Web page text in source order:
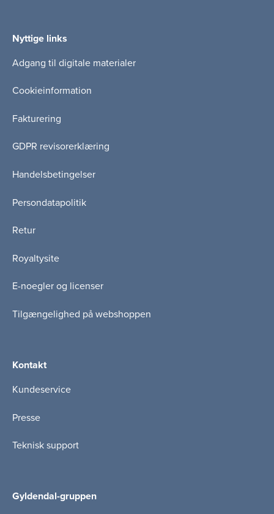
Nyttige links
Adgang til digitale materialer
Cookieinformation
Fakturering
GDPR revisorerklæring
Handelsbetingelser
Persondatapolitik
Retur
Royaltysite
E-noegler og licenser
Tilgængelighed på webshoppen
Kontakt
Kundeservice
Presse
Teknisk support
Gyldendal-gruppen